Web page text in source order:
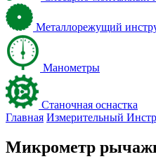
Металлорежущий
Манометры
Станочная оснастка
Главная Измерительный
Микрометр